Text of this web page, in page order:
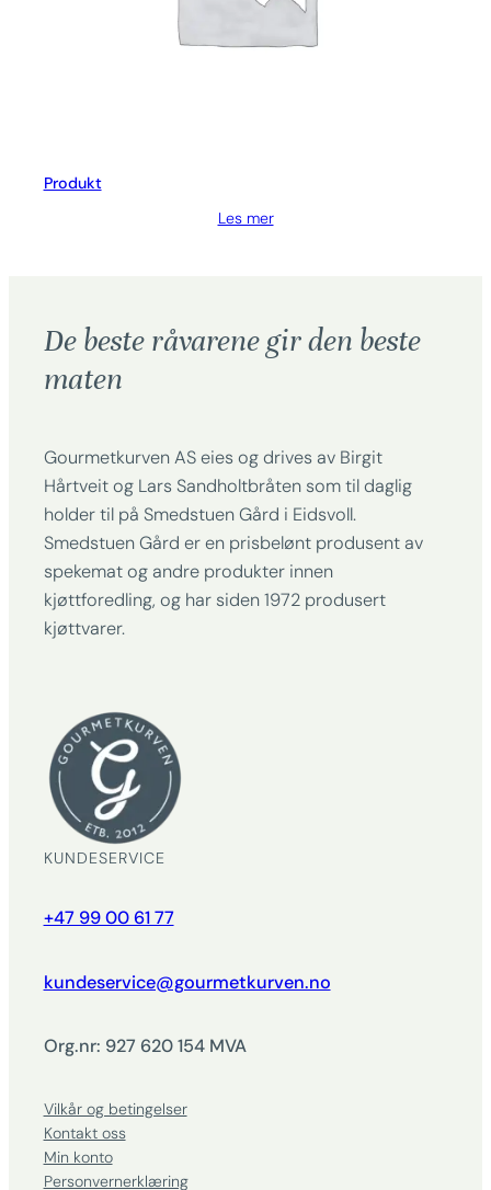
Produkt
Les mer
De beste råvarene gir den beste
maten
Gourmetkurven AS eies og drives av Birgit
Hårtveit og Lars Sandholtbråten som til daglig
holder til på Smedstuen Gård i Eidsvoll.
Smedstuen Gård er en prisbelønt produsent av
spekemat og andre produkter innen
kjøttforedling, og har siden 1972 produsert
kjøttvarer.
KUNDESERVICE
+47 99 00 61 77
kundeservice@gourmetkurven.no
Org.nr: 927 620 154 MVA
Vilkår og betingelser
Kontakt oss
Min konto
Personvernerklæring